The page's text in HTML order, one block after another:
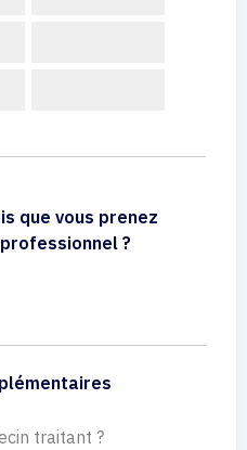
que vous prenez
?
traitant ?